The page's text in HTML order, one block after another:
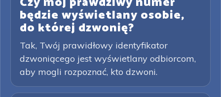
będzie wyświetlany osobie,
do której dzwonię?
Tak, Twój prawidłowy identyfikator
dzwoniącego jest wyświetlany odbiorcom,
aby mogli rozpoznać, kto dzwoni.